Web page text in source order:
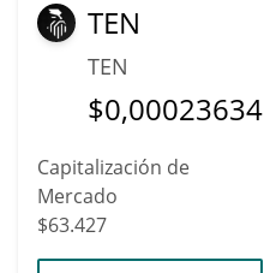
TEN
TEN
$0,00023634
Capitalización de
Mercado
$63.427